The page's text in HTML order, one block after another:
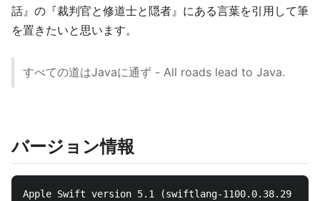
話』の『裁判官と修道士と隠者』にある言葉を引用して筆
を置きたいと思います。
すべての道はJavaに通ず - All roads lead to Java.
バージョン情報
Apple Swift version 5.1 (swiftlang-1100.0.38.29